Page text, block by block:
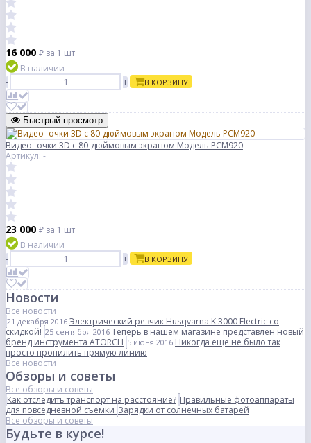
16 000 ₽ за 1 шт
В наличии
-
+ В КОРЗИНУ
Быстрый просмотр
Видео- очки 3D с 80-дюймовым экраном Модель PCM920
Артикул: -
23 000 ₽ за 1 шт
В наличии
-
+ В КОРЗИНУ
Новости
Все новости
21 декабря 2016 Электрический резчик Husqvarna K 3000 Electric со
скидкой! 25 сентября 2016 Теперь в нашем магазине представлен новый
бренд инструмента ATORCH 5 июня 2016 Никогда еще не было так
просто пропилить прямую линию
Все новости
Обзоры и советы
Все обзоры и советы
Как отследить транспорт на расстояние? Правильные фотоаппараты
для повседневной съемки Зарядки от солнечных батарей
Все обзоры и советы
Будьте в курсе!